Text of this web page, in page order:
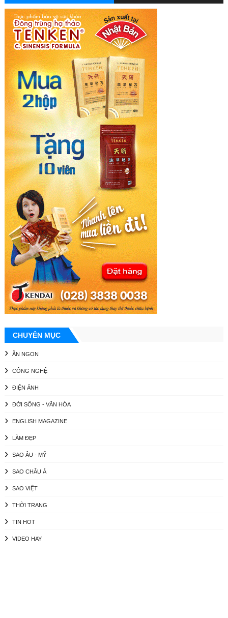
CHUYÊN MỤC
ĂN NGON
CÔNG NGHỆ
ĐIỆN ẢNH
ĐỜI SỐNG - VĂN HÓA
ENGLISH MAGAZINE
LÀM ĐẸP
SAO ÂU - MỸ
SAO CHÂU Á
SAO VIỆT
THỜI TRANG
TIN HOT
VIDEO HAY